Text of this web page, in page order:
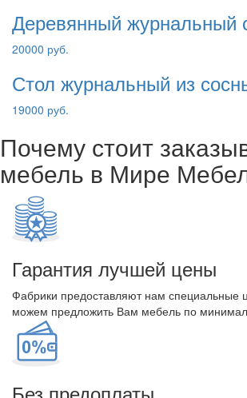
Деревянный журнальный
20000 руб.
Стол журнальный из
19000 руб.
Почему стоит
мебель в Мире
Гарантия лучшей цены
Фабрики предоставляют нам специальные
можем предложить Вам мебель по